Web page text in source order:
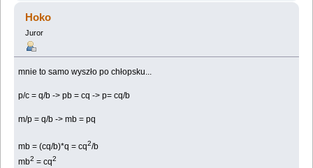
Hoko
Juror
mnie to samo wyszło po chłopsku...
p/c = q/b -> pb = cq -> p= cq/b
m/p = q/b -> mb = pq
mb = (cq/b)*q = cq2/b
mb2 = cq2